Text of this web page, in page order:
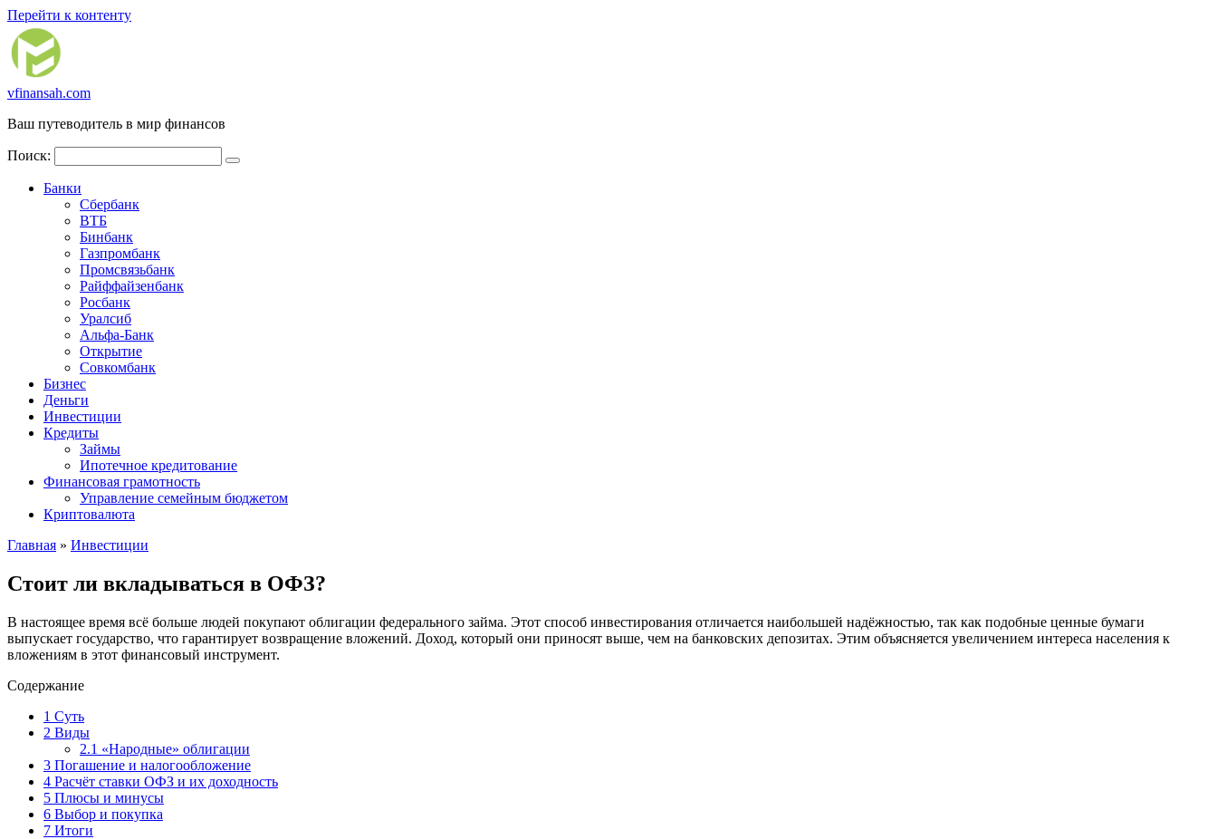
Перейти к контенту
vfinansah.com
Ваш путеводитель в мир финансов
Поиск:
Банки
Сбербанк
ВТБ
Бинбанк
Газпромбанк
Промсвязьбанк
Райффайзенбанк
Росбанк
Уралсиб
Альфа-Банк
Открытие
Совкомбанк
Бизнес
Деньги
Инвестиции
Кредиты
Займы
Ипотечное кредитование
Финансовая грамотность
Управление семейным бюджетом
Криптовалюта
Главная » Инвестиции
Стоит ли вкладываться в ОФЗ?
В настоящее время всё больше людей покупают облигации федерального займа. Этот способ инвестирования отличается наибольшей надёжностью, так как подобные ценные бумаги
выпускает государство, что гарантирует возвращение вложений. Доход, который они приносят выше, чем на банковских депозитах. Этим объясняется увеличением интереса населения к
вложениям в этот финансовый инструмент.
Содержание
1 Суть
2 Виды
2.1 «Народные» облигации
3 Погашение и налогообложение
4 Расчёт ставки ОФЗ и их доходность
5 Плюсы и минусы
6 Выбор и покупка
7 Итоги